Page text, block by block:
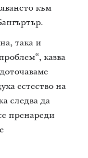
към
така и
казва
естество на
следва да
пренареди